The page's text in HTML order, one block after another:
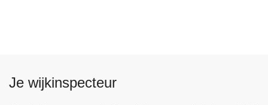
Je wijkinspecteur